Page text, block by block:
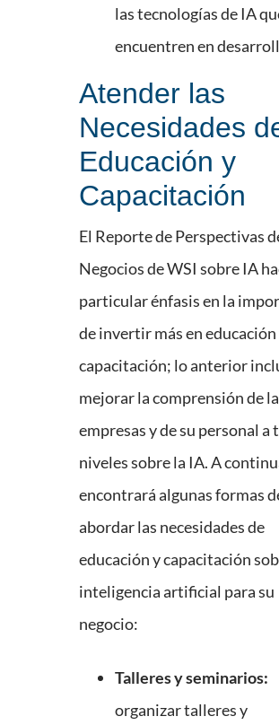
las tecnologías de IA
encuentren en
Atender las
Necesidades
Educación y
Capacitación
El Reporte de Perspectivas
Negocios de WSI sobre IA
particular énfasis en la
de invertir más en educación
capacitación; lo anterior
mejorar la comprensión de
empresas y de su personal a
niveles sobre la IA. A
encontrará algunas formas
abordar las necesidades de
educación y capacitación
inteligencia artificial para su
negocio:
Talleres y seminarios:
organizar talleres y